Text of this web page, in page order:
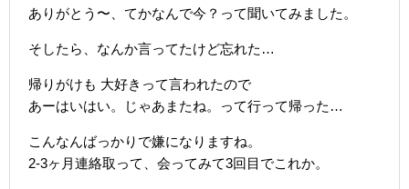
ありがとう〜、てかなんで今？って聞いてみました。
そしたら、なんか言ってたけど忘れた…
帰りがけも 大好きって言われたので
あーはいはい。じゃあまたね。って行って帰った…
こんなんばっかりで嫌になりますね。
2-3ヶ月連絡取って、会ってみて3回目でこれか。